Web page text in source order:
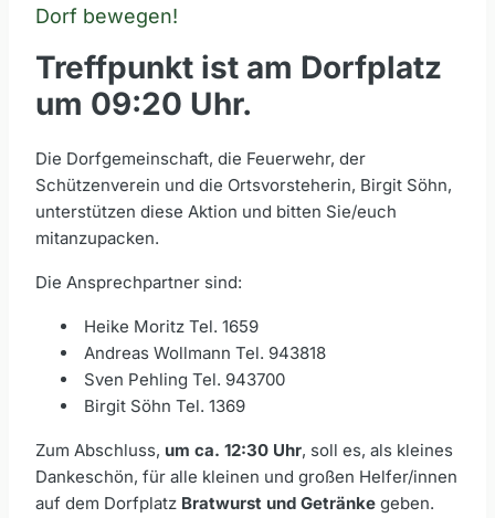
Dorf bewegen!
Treffpunkt ist am Dorfplatz
um 09:20 Uhr.
Die Dorfgemeinschaft, die Feuerwehr, der
Schützenverein und die Ortsvorsteherin, Birgit Söhn,
unterstützen diese Aktion und bitten Sie/euch
mitanzupacken.
Die Ansprechpartner sind:
Heike Moritz Tel. 1659
Andreas Wollmann Tel. 943818
Sven Pehling Tel. 943700
Birgit Söhn Tel. 1369
Zum Abschluss, um ca. 12:30 Uhr, soll es, als kleines
Dankeschön, für alle kleinen und großen Helfer/innen
auf dem Dorfplatz Bratwurst und Getränke geben.